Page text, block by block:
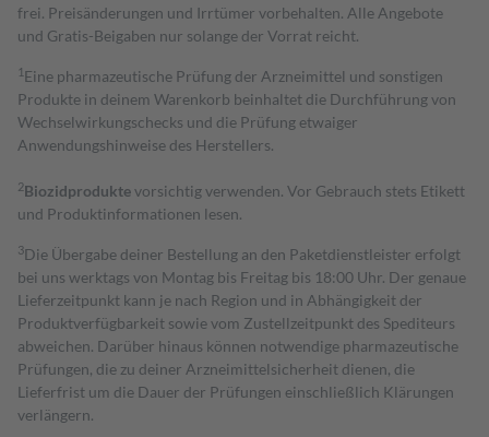
frei. Preisänderungen und Irrtümer vorbehalten. Alle Angebote
und Gratis-Beigaben nur solange der Vorrat reicht.
1 Eine pharmazeutische Prüfung der Arzneimittel und sonstigen
Produkte in deinem Warenkorb beinhaltet die Durchführung von
Wechselwirkungschecks und die Prüfung etwaiger
Anwendungshinweise des Herstellers.
2Biozidproduktevorsichtig verwenden. Vor Gebrauch stets Etikett
und Produktinformationen lesen.
3Die Übergabe deiner Bestellung an den Paketdienstleister erfolgt
bei uns werktags von Montag bis Freitag bis 18:00 Uhr. Der genaue
Lieferzeitpunkt kann je nach Region und in Abhängigkeit der
Produktverfügbarkeit sowie vom Zustellzeitpunkt des Spediteurs
abweichen. Darüber hinaus können notwendige pharmazeutische
Prüfungen, die zu deiner Arzneimittelsicherheit dienen, die
Lieferfrist um die Dauer der Prüfungen einschließlich Klärungen
verlängern.